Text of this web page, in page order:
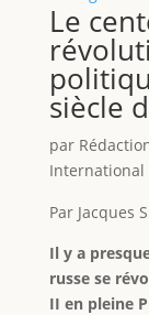
Le
siècle
par
International
Par Jacques
Il y a
russe se
II en pleine